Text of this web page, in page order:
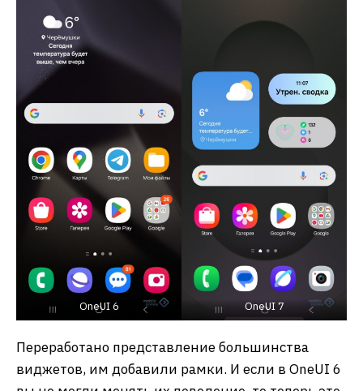
OneUI 6 OneUI 7
Переработано представление большинства
виджетов, им добавили рамки. И если в OneUI 6